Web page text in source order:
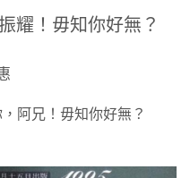
耀！毋知你好無？
阿兄！毋知你好無？